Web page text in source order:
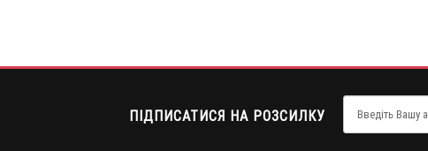
ПІДПИСАТИСЯ НА РОЗСИЛКУ